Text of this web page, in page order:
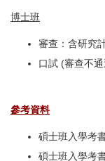
博士班
審查：含研究
口試 (審查不
參考資料
碩士班入學考
碩士班入學考